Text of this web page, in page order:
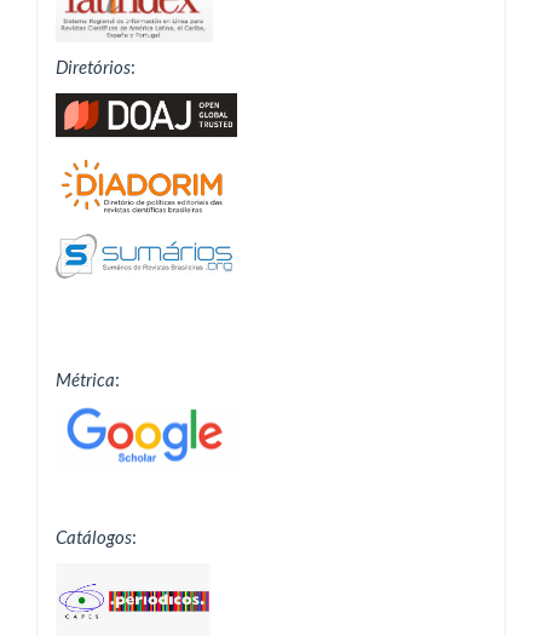
Diretórios:
Métrica:
Catálogos: